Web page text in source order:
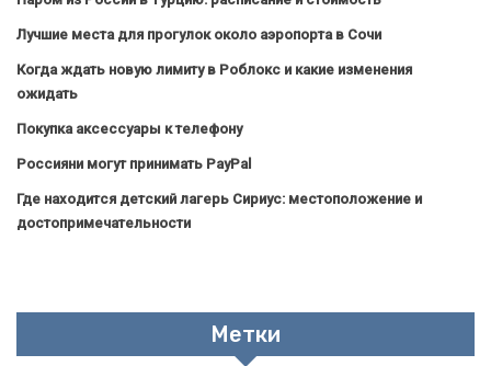
Лучшие места для прогулок около аэропорта в Сочи
Когда ждать новую лимиту в Роблокс и какие изменения
ожидать
Покупка аксессуары к телефону
Россияни могут принимать PayPal
Где находится детский лагерь Сириус: местоположение и
достопримечательности
Метки